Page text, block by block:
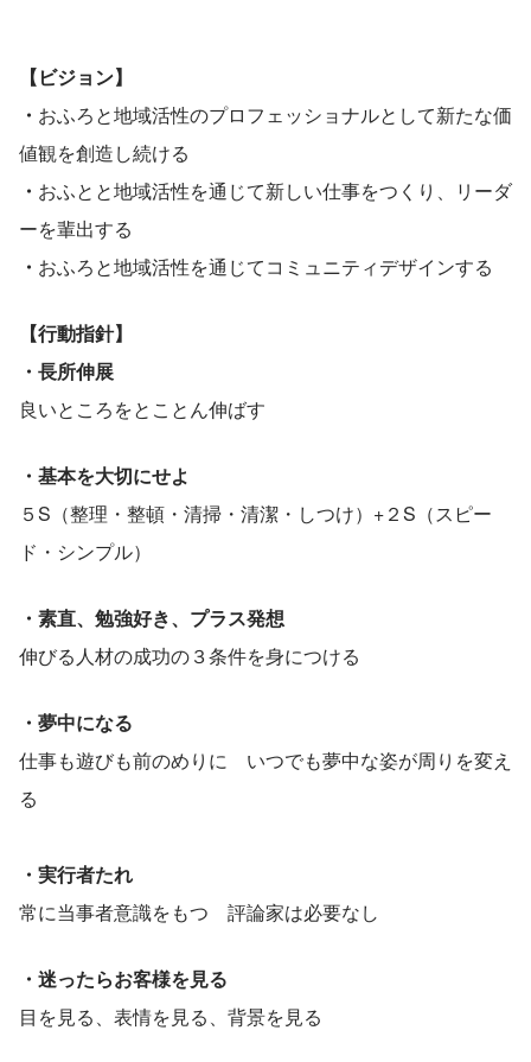
【ビジョン】
・ おふろと地域活性のプロフェッショナルとして新たな価
値観を創造し続ける
・ おふとと地域活性を通じて新しい仕事をつくり、リーダ
ーを輩出する
・ おふろと地域活性を通じてコミュニティデザインする
【行動指針】
・長所伸展
良いところをとことん伸ばす
・基本を大切にせよ
５S（整理・整頓・清掃・清潔・しつけ）+２S（スピー
ド・シンプル）
・素直、勉強好き、プラス発想
伸びる人材の成功の３条件を身につける
・夢中になる
仕事も遊びも前のめりに　いつでも夢中な姿が周りを変え
る
・実行者たれ
常に当事者意識をもつ　評論家は必要なし
・迷ったらお客様を見る
目を見る、表情を見る、背景を見る